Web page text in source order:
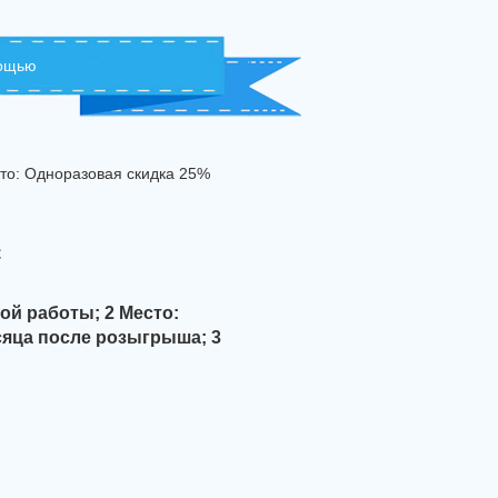
Одноразовая скидка 25%
работы; 2 Место:
после розыгрыша; 3